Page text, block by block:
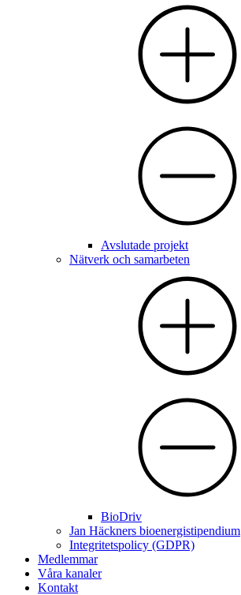
Avslutade projekt
Nätverk och samarbeten
BioDriv
Jan Häckners bioenergistipendium
Integritetspolicy (GDPR)
Medlemmar
Våra kanaler
Kontakt